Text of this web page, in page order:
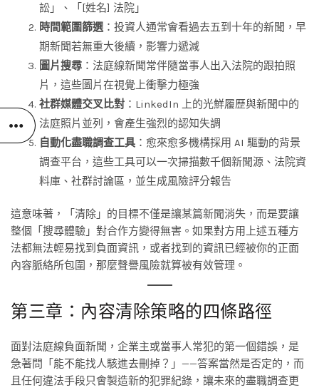
訟」、「[姓名] 法院」
時間範圍篩選 ：投資人通常會看過去五到十年的新聞，早
期新聞若無重大後續，影響力遞減
圖片搜尋 ：法庭線新聞常伴隨當事人出入法院的跟拍照
片，這些圖片在視覺上衝擊力極強
社群媒體交叉比對 ：LinkedIn 上的光鮮履歷與新聞中的
法庭照片並列，會產生強烈的認知失調
自動化盡職調查工具 ：愈來愈多機構採用 AI 驅動的背景
調查平台，這些工具可以一次掃描數千個新聞源、法院資
料庫、社群討論區，並生成風險評分報告
這意味著，「清除」的目標不僅是讓某篇新聞消失，而是要讓
整個「搜尋體驗」對合作方變得無害。如果對方用上述五種方
法都無法輕易找到負面資訊，或者找到的資訊已經被你的正面
內容脈絡所包圍，那麼聲譽風險就算被有效管理。
第三章：內容清除策略的四條路徑
面對法庭線負面新聞，企業主或當事人常犯的第一個錯誤，是
急著問「能不能找人駭進去刪掉？」——答案當然是否定的，而
且任何違法手段只會製造新的犯罪紀錄，讓未來的盡職調查更